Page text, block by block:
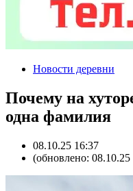
Новости деревни
Почему на
одна фамилия
08.10.25 16:37
(обновлено: 08.10.25